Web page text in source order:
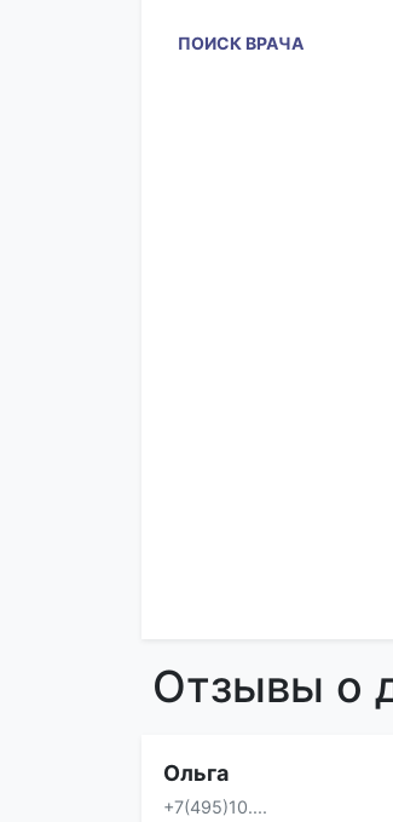
ПОИСК ВРАЧА
Отзывы о
Ольга
+7(495)10....